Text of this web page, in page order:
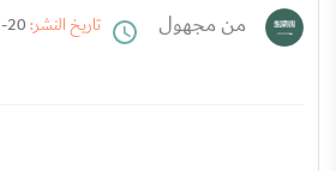
من مجهول تاريخ النشر: